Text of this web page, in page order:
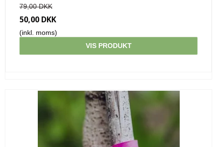
79,00 DKK
50,00 DKK
(inkl. moms)
VIS PRODUKT